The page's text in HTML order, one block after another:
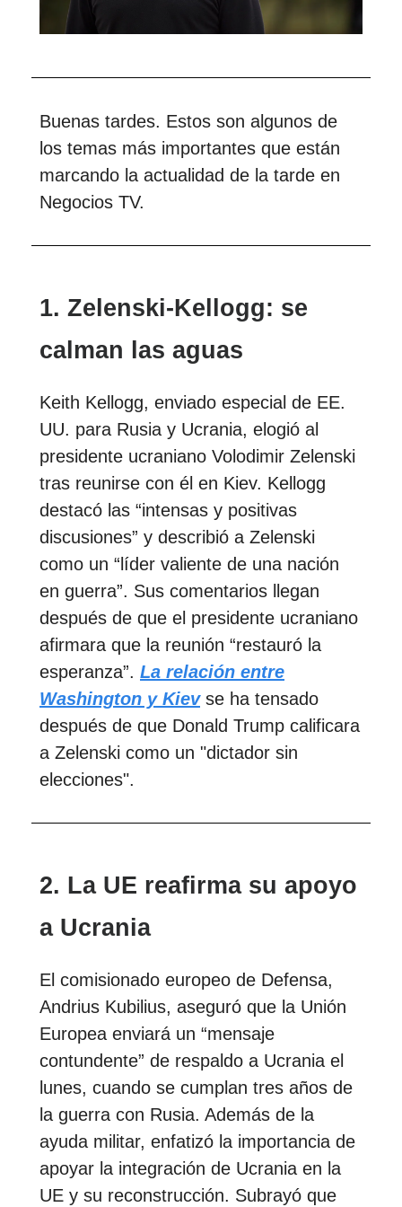
Buenas tardes. Estos son algunos de
los temas más importantes que están
marcando la actualidad de la tarde en
Negocios TV.
1. Zelenski-Kellogg: se
calman las aguas
Keith Kellogg, enviado especial de EE.
UU. para Rusia y Ucrania, elogió al
presidente ucraniano Volodimir Zelenski
tras reunirse con él en Kiev. Kellogg
destacó las “intensas y positivas
discusiones” y describió a Zelenski
como un “líder valiente de una nación
en guerra”. Sus comentarios llegan
después de que el presidente ucraniano
afirmara que la reunión “restauró la
esperanza”. La relación entre
Washington y Kievse ha tensado
después de que Donald Trump calificara
a Zelenski como un "dictador sin
elecciones".
2. La UE reafirma su apoyo
a Ucrania
El comisionado europeo de Defensa,
Andrius Kubilius, aseguró que la Unión
Europea enviará un “mensaje
contundente” de respaldo a Ucrania el
lunes, cuando se cumplan tres años de
la guerra con Rusia. Además de la
ayuda militar, enfatizó la importancia de
apoyar la integración de Ucrania en la
UE y su reconstrucción. Subrayó que